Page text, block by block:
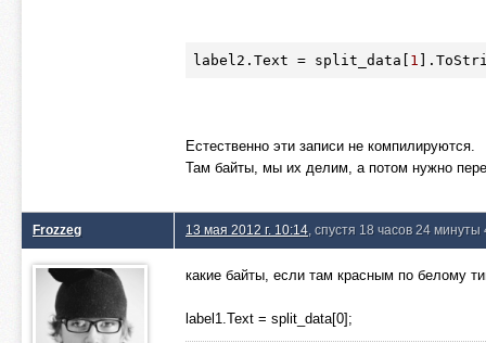
label2.Text = split_data[ 1
Естественно эти записи не компилируются.
Там байты, мы их делим, а потом нужно
Frozzeg 13 мая 2012 г. 10:14 , спустя 18 часов 24 минуты
какие байты, если там красным по белому
label1.Text = split_data[0];